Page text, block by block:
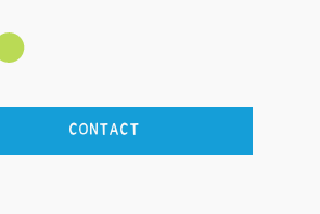
Contact